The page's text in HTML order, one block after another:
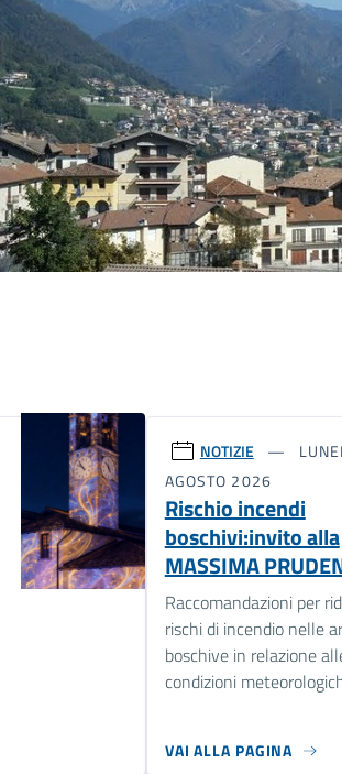
NOTIZIE
AGOSTO 2026
Rischio incendi
boschivi:invito alla
MASSIMA
Raccomandazioni per
rischi di incendio nelle
boschive in relazione
condizioni
VAI ALLA PAGINA